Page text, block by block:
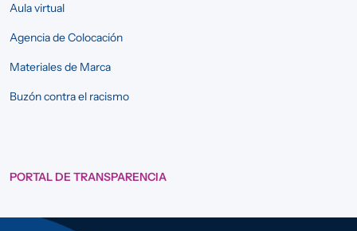
Aula virtual
Agencia de Colocación
Materiales de Marca
Buzón contra el racismo
PORTAL DE TRANSPARENCIA